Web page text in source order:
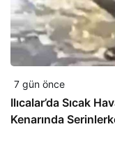
7 gün önce
Ilıcalar’da Sıcak
Kenarında